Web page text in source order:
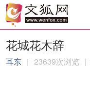
花城花木辞
耳东 | 23639次浏览 |